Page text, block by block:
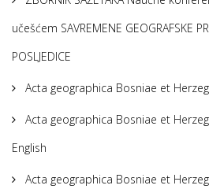
učešćem SAVREMENE GEOGRAFSKE
POSLJEDICE
Acta geographica Bosniae et
Acta geographica Bosniae et
English
Acta geographica Bosniae et